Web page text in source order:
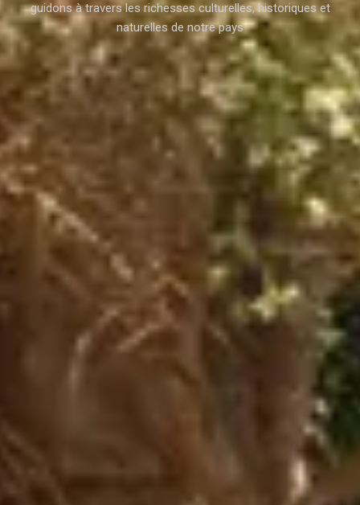
guidons à travers les richesses culturelles, historiques et
naturelles de notre pays